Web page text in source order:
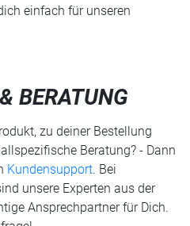
einfach für unseren
BERATUNG
zu deiner Bestellung
Beratung? - Dann
Kundensupport. Bei
unsere Experten aus der
Ansprechpartner für Dich.